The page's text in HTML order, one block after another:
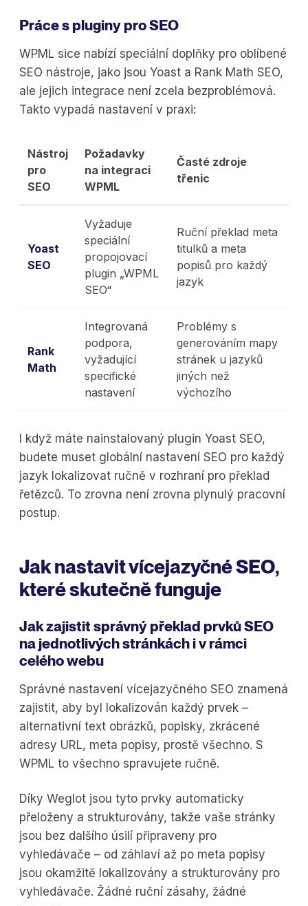
Práce s pluginy pro SEO
WPML sice nabízí speciální doplňky pro oblíbené
SEO nástroje, jako jsou Yoast a Rank Math SEO,
ale jejich integrace není zcela bezproblémová.
Takto vypadá nastavení v praxi:
Nástroj
pro
SEO
Požadavky
na integraci
WPML
Časté zdroje
třenic
Yoast
SEO
Vyžaduje
speciální
propojovací
plugin „WPML
SEO“
Ruční překlad meta
titulků a meta
popisů pro každý
jazyk
Rank
Math
Integrovaná
podpora,
vyžadující
specifické
nastavení
Problémy s
generováním mapy
stránek u jazyků
jiných než
výchozího
I když máte nainstalovaný plugin Yoast SEO,
budete muset globální nastavení SEO pro každý
jazyk lokalizovat ručně v rozhraní pro překlad
řetězců. To zrovna není zrovna plynulý pracovní
postup.
Jak nastavit vícejazyčné SEO,
které skutečně funguje
Jak zajistit správný překlad prvků SEO
na jednotlivých stránkách i v rámci
celého webu
Správné nastavení vícejazyčného SEO znamená
zajistit, aby byl lokalizován každý prvek –
alternativní text obrázků, popisky, zkrácené
adresy URL, meta popisy, prostě všechno. S
WPML to všechno spravujete ručně.
Díky Weglot jsou tyto prvky automaticky
přeloženy a strukturovány, takže vaše stránky
jsou bez dalšího úsilí připraveny pro
vyhledávače – od záhlaví až po meta popisy
jsou okamžitě lokalizovány a strukturovány pro
vyhledávače. Žádné ruční zásahy, žádné